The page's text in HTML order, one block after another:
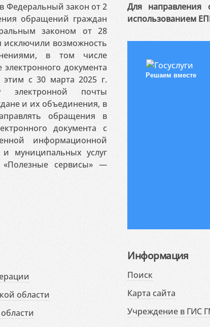
Федеральный закон от 2
обращений граждан
законом от 28
возможность
в том числе
документа
этим с 30 марта 2025 г.
электронной почты
и их объединения, в
обращения в
документа с
информационной
муниципальных услуг
«Полезные сервисы» —
Для направления
использованием
Решаем вместе
области
Информация
Поиск
Карта сайта
Учреждение в ГИС